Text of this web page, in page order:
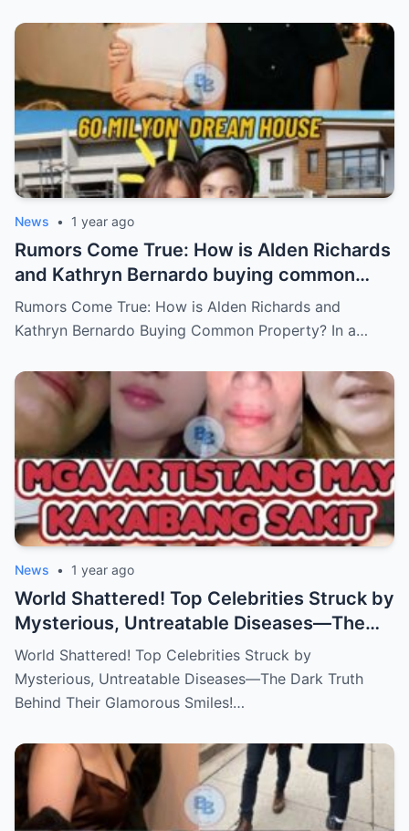
Behind by the Queen of All Media?
News • 1 year ago
Rumors Come True: How is Alden Richards
and Kathryn Bernardo buying common
property?
Rumors Come True: How is Alden Richards and
Kathryn Bernardo Buying Common Property? In a…
News • 1 year ago
World Shattered! Top Celebrities Struck by
Mysterious, Untreatable Diseases—The
Dark Truth Behind Their Glamorous Smiles!
World Shattered! Top Celebrities Struck by
Mysterious, Untreatable Diseases—The Dark Truth
Behind Their Glamorous Smiles!…